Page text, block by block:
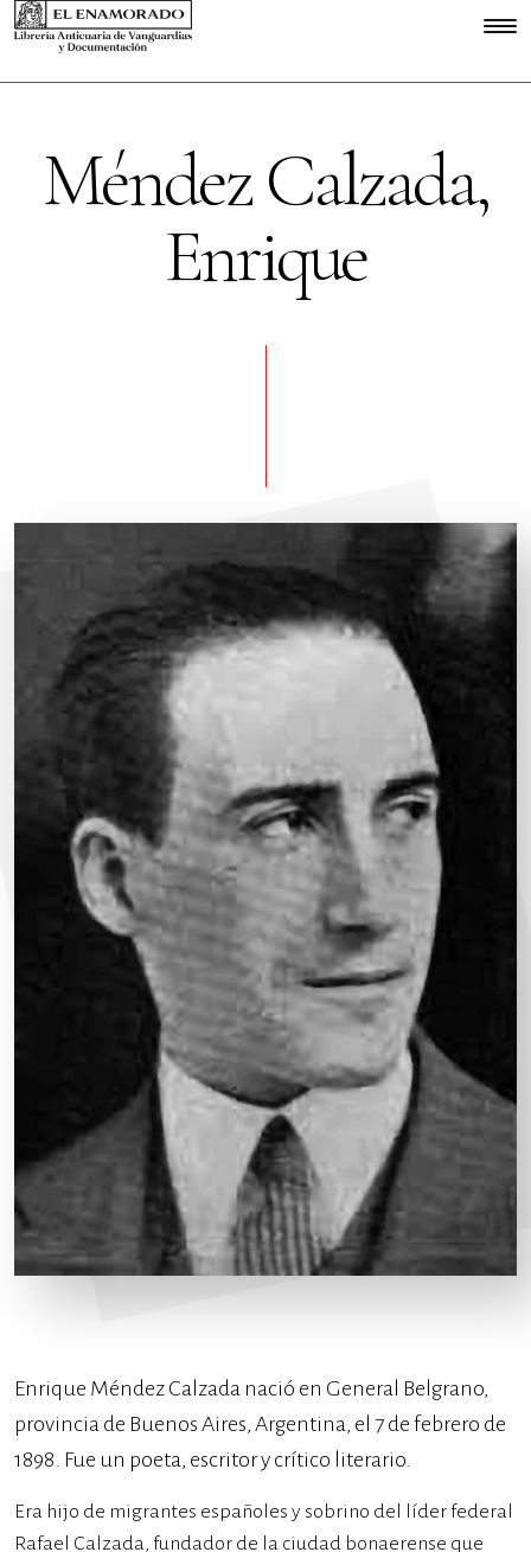
Méndez Calzada,
Enrique
Enrique Méndez Calzada nació en General Belgrano,
provincia de Buenos Aires, Argentina, el 7 de febrero de
1898. Fue un poeta, escritor y crítico literario.
Era hijo de migrantes españoles y sobrino del líder federal
Rafael Calzada, fundador de la ciudad bonaerense que